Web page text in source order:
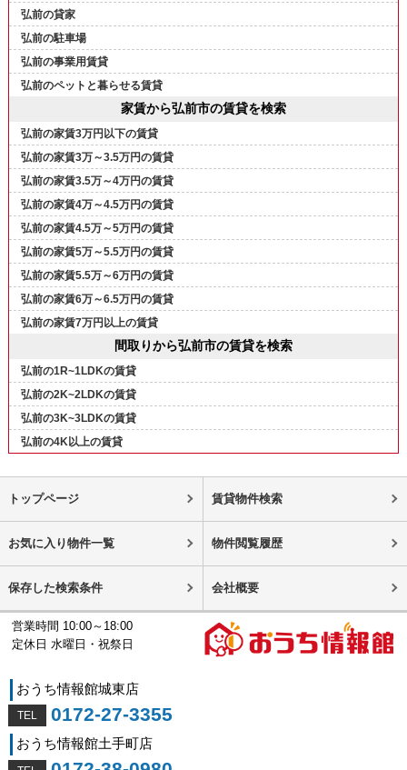
弘前の貸家
弘前の駐車場
弘前の事業用賃貸
弘前のペットと暮らせる賃貸
家賃から弘前市の賃貸を検索
弘前の家賃3万円以下の賃貸
弘前の家賃3万～3.5万円の賃貸
弘前の家賃3.5万～4万円の賃貸
弘前の家賃4万～4.5万円の賃貸
弘前の家賃4.5万～5万円の賃貸
弘前の家賃5万～5.5万円の賃貸
弘前の家賃5.5万～6万円の賃貸
弘前の家賃6万～6.5万円の賃貸
弘前の家賃7万円以上の賃貸
間取りから弘前市の賃貸を検索
弘前の1R~1LDKの賃貸
弘前の2K~2LDKの賃貸
弘前の3K~3LDKの賃貸
弘前の4K以上の賃貸
トップページ 賃貸物件検索
お気に入り物件一覧 物件閲覧履歴
保存した検索条件 会社概要
営業時間 10:00～18:00
定休日 水曜日・祝祭日
おうち情報館城東店
0172-27-3355
おうち情報館土手町店